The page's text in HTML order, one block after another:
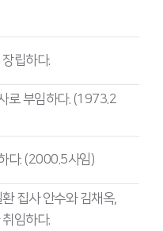
립하다.
로 부임하다. (1973.2
다. (2000.5사임)
집사 안수와 김채옥,
임하다.